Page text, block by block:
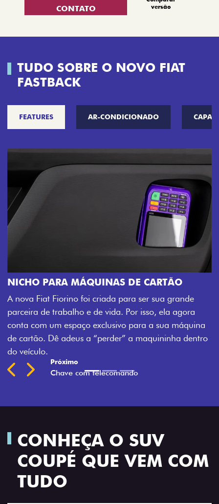
CONTATO
versão
TUDO SOBRE O NOVO FIAT
FASTBACK
FEATURES AR-CONDICIONADO
CHAVE COM TELECOMANDO
Agora, a chave da sua nova Fiorino pode abrir o
veículo também à distância, e não mais somente
fechadura. São detalhes como esse que trazem
mais fluidez para o seu dia de trabalho.
Previous
Next
CONHEÇA O SUV
COUPÉ QUE VEM COM
TUDO